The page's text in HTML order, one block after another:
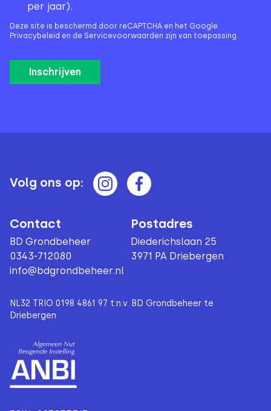
per jaar).
Deze site is beschermd door reCAPTCHA en het Google
Privacybeleid en de Servicevoorwaarden zijn van toepassing.
Volg ons op:
Contact
BD Grondbeheer
0343-712080
info@bdgrondbeheer.nl
Postadres
Diederichslaan 25
3971 PA Driebergen
NL32 TRIO 0198 4861 97 t.n.v. BD Grondbeheer te
Driebergen